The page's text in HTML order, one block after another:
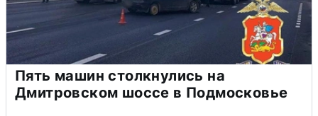
Пять машин столкнулись на
Дмитровском шоссе в Подмосковье